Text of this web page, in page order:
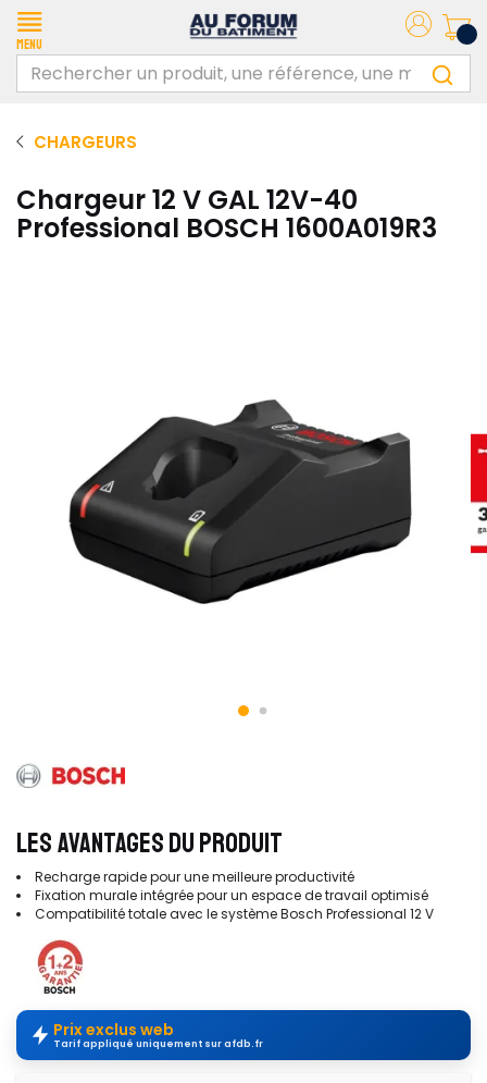
Menu
CHARGEURS
Chargeur 12 V GAL 12V-40
Professional BOSCH 1600A019R3
LES AVANTAGES DU PRODUIT
Recharge rapide pour une meilleure productivité
Fixation murale intégrée pour un espace de travail optimisé
Compatibilité totale avec le système Bosch Professional 12 V
Prix exclus web
Tarif appliqué uniquement sur afdb.fr